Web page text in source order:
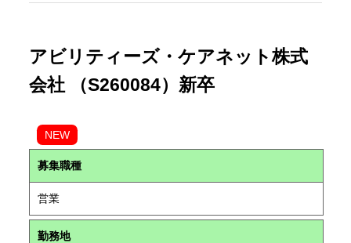
アビリティーズ・ケアネット株式
会社 （S260084）新卒
NEW
募集職種
営業
勤務地